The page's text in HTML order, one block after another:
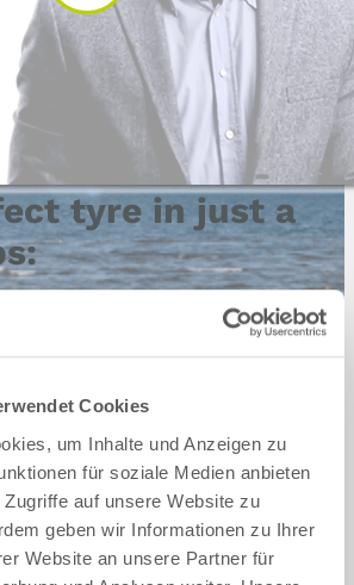
Cookies
um Inhalte und Anzeigen zu
für soziale Medien anbieten
auf unsere Website zu
geben wir Informationen zu Ihrer
Website an unsere Partner für
tyre in just a
Dacia
Hyundai
Opel